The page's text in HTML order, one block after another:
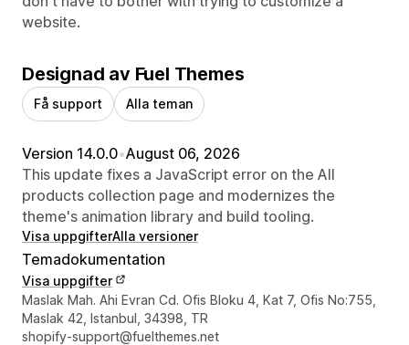
website.
Designad av Fuel Themes
Få support Alla teman
Version 14.0.0•August 06, 2026
This update fixes a JavaScript error on the All
products collection page and modernizes the
theme's animation library and build tooling.
Visa uppgifterAlla versioner
Temadokumentation
Visa uppgifter
Designerns kontaktuppgifter
Maslak Mah. Ahi Evran Cd. Ofis Bloku 4, Kat 7, Ofis No:755,
Maslak 42, Istanbul, 34398, TR
shopify-support@fuelthemes.net